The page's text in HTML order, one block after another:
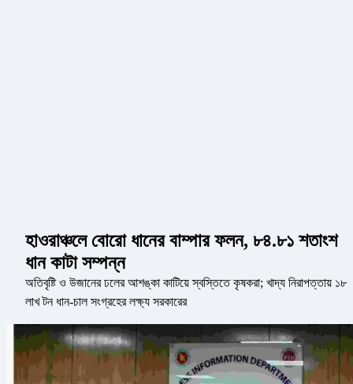
হাওরাঞ্চলে বোরো ধানের বাম্পার ফলন, ৮৪.৮১ শতাংশ
ধান কাটা সম্পন্ন
অতিবৃষ্টি ও উজানের ঢলের আশঙ্কা কাটিয়ে স্বস্তিতে কৃষকরা; খাদ্য নিরাপত্তায় ১৮
লাখ টন ধান-চাল সংগ্রহের লক্ষ্য সরকারের